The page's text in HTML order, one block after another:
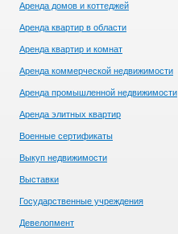
Аренда домов и коттеджей
Аренда квартир в области
Аренда квартир и комнат
Аренда коммерческой недвижимости
Аренда промышленной недвижимости
Аренда элитных квартир
Военные сертификаты
Выкуп недвижимости
Выставки
Государственные учреждения
Девелопмент